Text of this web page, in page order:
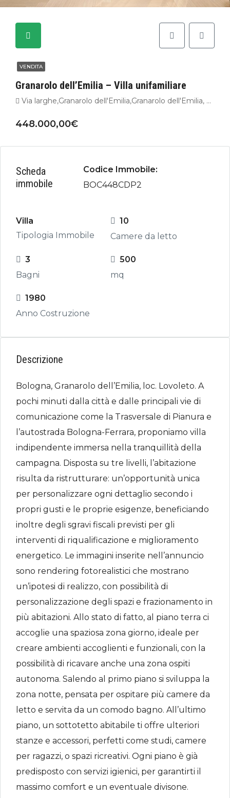
VENDITA
Granarolo dell’Emilia – Villa unifamiliare
Via larghe,Granarolo dell'Emilia,Granarolo dell'Emilia, Bologna,Italia
448.000,00€
Scheda
immobile
Codice Immobile:
BOC448CDP2
Villa
Tipologia Immobile
10
Camere da letto
3
Bagni
500
mq
1980
Anno Costruzione
Descrizione
Bologna, Granarolo dell’Emilia, loc. Lovoleto. A
pochi minuti dalla città e dalle principali vie di
comunicazione come la Trasversale di Pianura e
l’autostrada Bologna-Ferrara, proponiamo villa
indipendente immersa nella tranquillità della
campagna. Disposta su tre livelli, l’abitazione
risulta da ristrutturare: un’opportunità unica
per personalizzare ogni dettaglio secondo i
propri gusti e le proprie esigenze, beneficiando
inoltre degli sgravi fiscali previsti per gli
interventi di riqualificazione e miglioramento
energetico. Le immagini inserite nell’annuncio
sono rendering fotorealistici che mostrano
un’ipotesi di realizzo, con possibilità di
personalizzazione degli spazi e frazionamento in
più abitazioni. Allo stato di fatto, al piano terra ci
accoglie una spaziosa zona giorno, ideale per
creare ambienti accoglienti e funzionali, con la
possibilità di ricavare anche una zona ospiti
autonoma. Salendo al primo piano si sviluppa la
zona notte, pensata per ospitare più camere da
letto e servita da un comodo bagno. All’ultimo
piano, un sottotetto abitabile ti offre ulteriori
stanze e accessori, perfetti come studi, camere
per ragazzi, o spazi ricreativi. Ogni piano è già
predisposto con servizi igienici, per garantirti il
massimo comfort e un eventuale divisone.